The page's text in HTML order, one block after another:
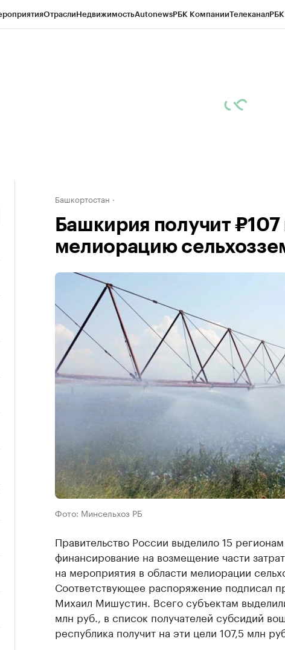
ОтраслиНедвижимостьAutonewsРБК КомпанииТелеканал
Башкортостан
Башкирия получит
мелиорацию
Фото: Минсельхоз РБ
Правительство России выделило 15
финансирование на возмещение части
на мероприятия в области мелиорации
Соответствующее распоряжение подписал
Михаил Мишустин. Всего субъектам
млн руб., в список получателей субсидий
республика получит на эти цели 107,5 млн